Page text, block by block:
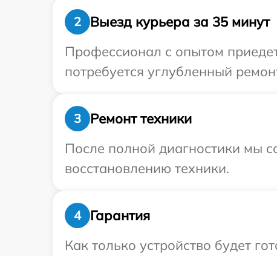
2
Выезд курьера за 35 минут
Профессионал с опытом
потребуется углубленный
3
Ремонт техники
После полной диагностики мы
восстановлению техники.
4
Гарантия
Как только устройство будет